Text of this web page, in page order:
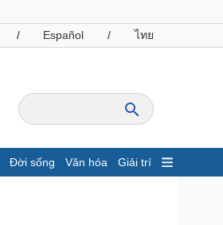
/ Español / ไทย
Đời sống Văn hóa Giải trí